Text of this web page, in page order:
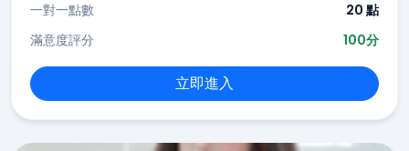
一對一點數
20 點
滿意度評分
100分
立即進入